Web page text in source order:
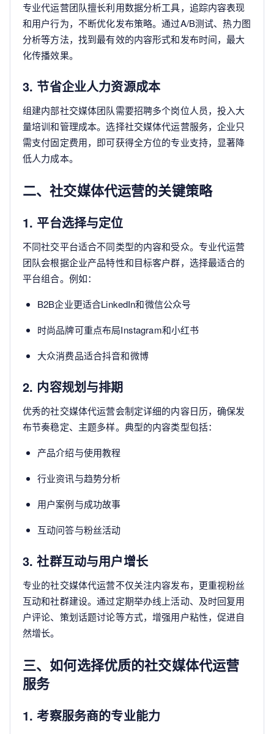
专业代运营团队擅长利用数据分析工具，追踪内容表现
和用户行为，不断优化发布策略。通过A/B测试、热力图
分析等方法，找到最有效的内容形式和发布时间，最大
化传播效果。
3. 节省企业人力资源成本
组建内部社交媒体团队需要招聘多个岗位人员，投入大
量培训和管理成本。选择社交媒体代运营服务，企业只
需支付固定费用，即可获得全方位的专业支持，显著降
低人力成本。
二、社交媒体代运营的关键策略
1. 平台选择与定位
不同社交平台适合不同类型的内容和受众。专业代运营
团队会根据企业产品特性和目标客户群，选择最适合的
平台组合。例如：
B2B企业更适合LinkedIn和微信公众号
时尚品牌可重点布局Instagram和小红书
大众消费品适合抖音和微博
2. 内容规划与排期
优秀的社交媒体代运营会制定详细的内容日历，确保发
布节奏稳定、主题多样。典型的内容类型包括：
产品介绍与使用教程
行业资讯与趋势分析
用户案例与成功故事
互动问答与粉丝活动
3. 社群互动与用户增长
专业的社交媒体代运营不仅关注内容发布，更重视粉丝
互动和社群建设。通过定期举办线上活动、及时回复用
户评论、策划话题讨论等方式，增强用户粘性，促进自
然增长。
三、如何选择优质的社交媒体代运营
服务
1. 考察服务商的专业能力